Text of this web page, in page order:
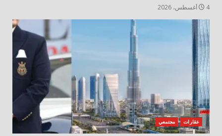
4 أغسطس، 2026
عقارات مجتمعي